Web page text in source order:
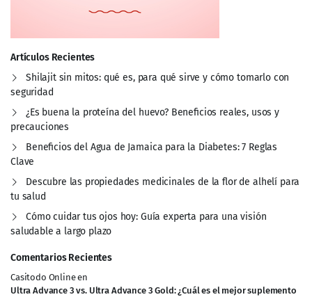
Artículos Recientes
Shilajit sin mitos: qué es, para qué sirve y cómo tomarlo con
seguridad
¿Es buena la proteína del huevo? Beneficios reales, usos y
precauciones
Beneficios del Agua de Jamaica para la Diabetes: 7 Reglas
Clave
Descubre las propiedades medicinales de la flor de alhelí para
tu salud
Cómo cuidar tus ojos hoy: Guía experta para una visión
saludable a largo plazo
Comentarios Recientes
Casitodo Onlineen
Ultra Advance 3 vs. Ultra Advance 3 Gold: ¿Cuál es el mejor suplemento